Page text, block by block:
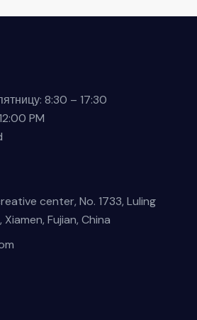
8:30 – 17:30
PM
center, No. 1733, Luling
Fujian, China